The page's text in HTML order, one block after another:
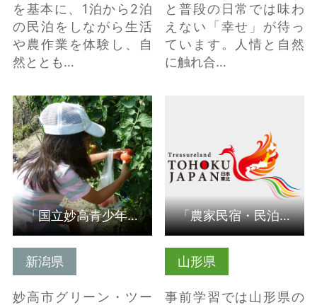
を基本に、1泊から2泊
の民泊をしながら生活
や農作業を体験し、自
然ととも…
と普段の日常では味わ
えない「幸せ」が待っ
ています。人情と自然
に触れ合…
新潟県
妙高市グリーン・ツー
詳細はこちら
「国立妙高青少年自然の家」と 連携した取組
山形県
事前学習では山形県の
「農家民宿・民泊と農業体験を通じ、農山村の暮らしを学ぶ」（…